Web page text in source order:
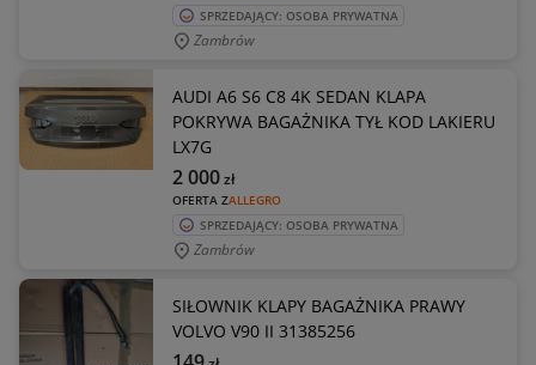
SPRZEDAJĄCY: OSOBA PRYWATNA
Zambrów
AUDI A6 S6 C8 4K SEDAN KLAPA
POKRYWA BAGAŻNIKA TYŁ KOD LAKIERU
LX7G
OFERTA ZALLEGRO
2 000zł
SPRZEDAJĄCY: OSOBA PRYWATNA
Zambrów
SIŁOWNIK KLAPY BAGAŻNIKA PRAWY
VOLVO V90 II 31385256